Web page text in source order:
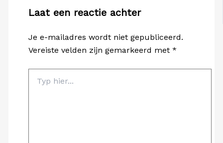
Laat een reactie achter
Je e-mailadres wordt niet gepubliceerd.
Vereiste velden zijn gemarkeerd met *
hier...